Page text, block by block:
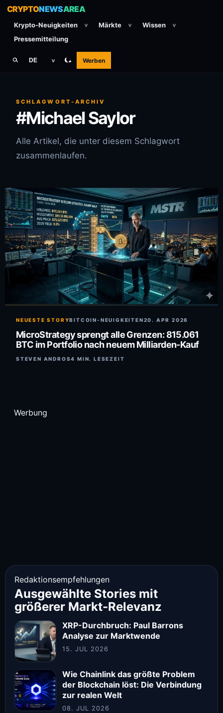
CRYPTONEWSAREA
Krypto-Neuigkeiten v Märkte v Wissen v
Pressemitteilung
DE v Werben
SCHLAGWORT-ARCHIV
#Michael Saylor
Alle Artikel, die unter diesem Schlagwort
zusammenlaufen.
NEUESTE STORYBITCOIN-NEUIGKEITEN20. APR 2026
MicroStrategy sprengt alle Grenzen: 815.061
BTC im Portfolio nach neuem Milliarden-Kauf
STEVEN ANDROS4 MIN. LESEZEIT
Werbung
Redaktionsempfehlungen
Ausgewählte Stories mit
größerer Markt-Relevanz
XRP-Durchbruch: Paul Barrons
Analyse zur Marktwende
15. JUL 2026
Wie Chainlink das größte Problem
der Blockchain löst: Die Verbindung
zur realen Welt
08. JUL 2026